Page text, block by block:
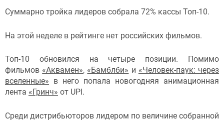
Суммарно тройка лидеров собрала 72% кассы Топ-10.
На этой неделе в рейтинге нет российских фильмов.
Топ-10 обновился на четыре позиции. Помимо
фильмов «Аквамен», «Бамблби» и «Человек-паук: через
вселенные» в него попала новогодняя анимационная
лента «Гринч» от UPI.
Среди дистрибьюторов лидером по величине собранной